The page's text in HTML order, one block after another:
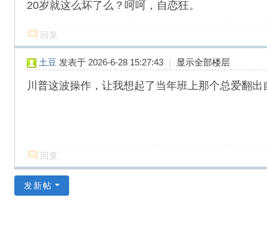
20岁就这么坏了么？呵呵，自恋狂。
回复
土豆 发表于 2026-6-28 15:27:43 | 显示全部楼层
川普这波操作，让我想起了当年班上那个总爱翻
回复
发新帖